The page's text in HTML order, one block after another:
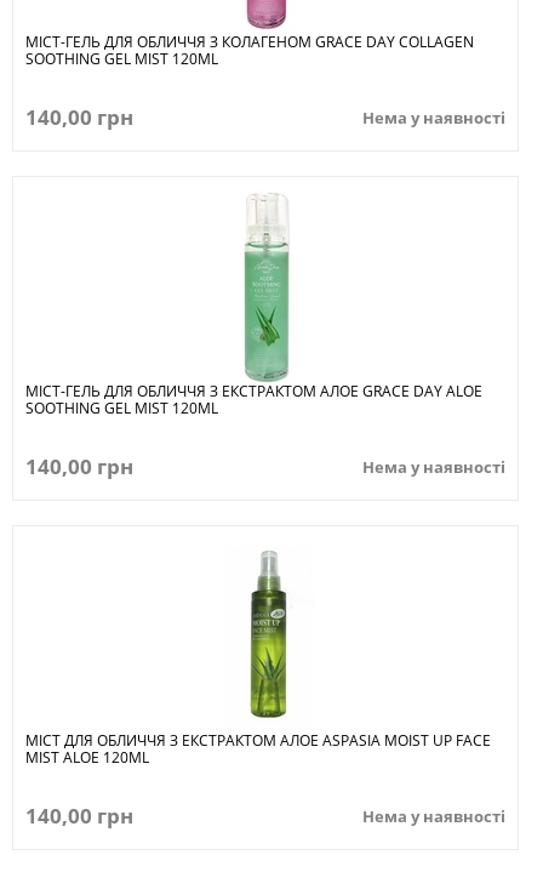
МІСТ-ГЕЛЬ ДЛЯ ОБЛИЧЧЯ З КОЛАГЕНОМ GRACE DAY СOLLAGEN
SOOTHING GEL MIST 120ML
140,00 грн Нема у наявності
МІСТ-ГЕЛЬ ДЛЯ ОБЛИЧЧЯ З ЕКСТРАКТОМ АЛОЕ GRACE DAY ALOE
SOOTHING GEL MIST 120ML
140,00 грн Нема у наявності
МІСТ ДЛЯ ОБЛИЧЧЯ З ЕКСТРАКТОМ АЛОЕ ASPASIA MOIST UP FACE
MIST ALOE 120ML
140,00 грн Нема у наявності